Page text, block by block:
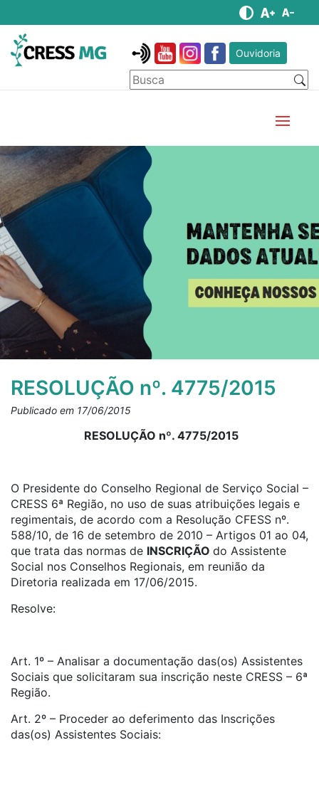
Ouvidoria
RESOLUÇÃO nº. 4775/2015
Publicado em 17/06/2015
RESOLUÇÃO nº. 4775/2015
O Presidente do Conselho Regional de Serviço Social –
CRESS 6ª Região, no uso de suas atribuições legais e
regimentais, de acordo com a Resolução CFESS nº.
588/10, de 16 de setembro de 2010 – Artigos 01 ao 04,
que trata das normas de INSCRIÇÃO do Assistente
Social nos Conselhos Regionais, em reunião da
Diretoria realizada em 17/06/2015.
Resolve:
Art. 1º – Analisar a documentação das(os) Assistentes
Sociais que solicitaram sua inscrição neste CRESS – 6ª
Região.
Art. 2º – Proceder ao deferimento das Inscrições
das(os) Assistentes Sociais: